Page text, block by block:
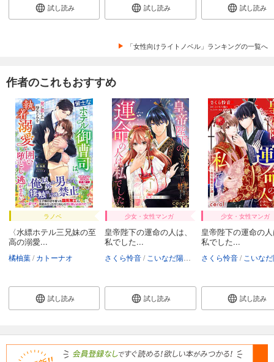
試し読み 試し読み 試し読み
「女性向けライトノベル」ランキングの一覧へ
作者のこれもおすすめ
ラノベ
〈水縹ホテル三兄妹の至
高の溺愛...
橘柚葉 カトーナオ
試し読み
少女・女性マンガ
皇帝陛下の運命の人は、
私でした...
さくら怜音 こいなだ陽日 まりきち
試し読み
少女・女性マンガ
皇帝陛下の運命の
私でした...
さくら怜音 こいなだ
試し読み